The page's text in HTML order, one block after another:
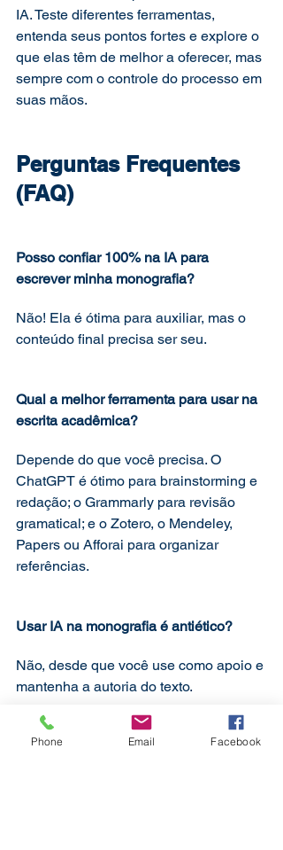
IA. Teste diferentes ferramentas,
entenda seus pontos fortes e explore o
que elas têm de melhor a oferecer, mas
sempre com o controle do processo em
suas mãos.
Perguntas Frequentes
(FAQ)
Posso confiar 100% na IA para
escrever minha monografia?
Não! Ela é ótima para auxiliar, mas o
conteúdo final precisa ser seu.
Qual a melhor ferramenta para usar na
escrita acadêmica?
Depende do que você precisa. O
ChatGPT é ótimo para brainstorming e
redação; o Grammarly para revisão
gramatical; e o Zotero, o Mendeley,
Papers ou Afforai para organizar
referências.
Usar IA na monografia é antiético?
Não, desde que você use como apoio e
mantenha a autoria do texto.
A IA pode ajudar na escolha de um
Phone Email Facebook